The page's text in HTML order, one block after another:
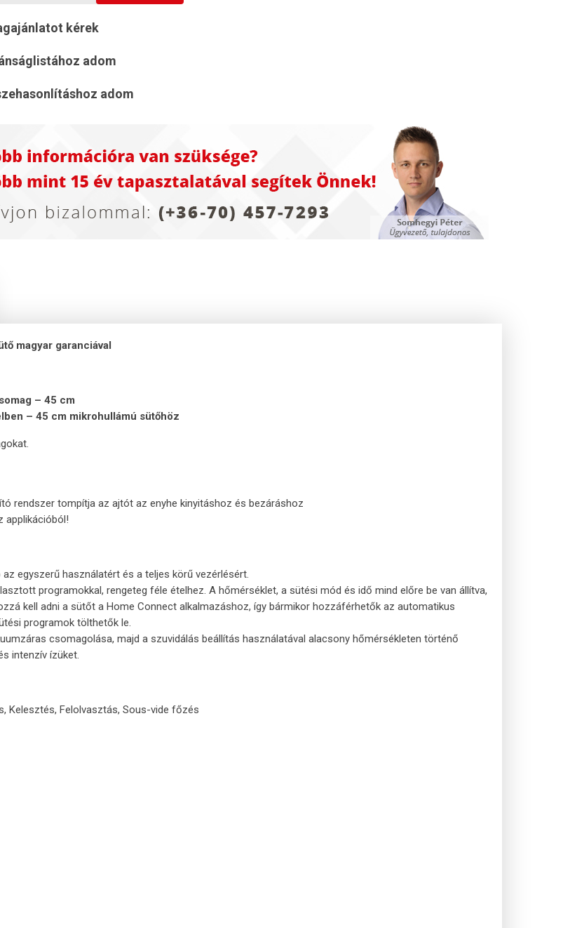
kérek
adom
adom
magyar garanciával
– 45 cm
– 45 cm mikrohullámú sütőhöz
rendszer tompítja az ajtót az enyhe kinyitáshoz és bezáráshoz
applikációból!
az egyszerű használatért és a teljes körű vezérlésért.
programokkal, rengeteg féle ételhez. A hőmérséklet, a sütési mód és idő mind előre be van állítva,
kell adni a sütőt a Home Connect alkalmazáshoz, így bármikor hozzáférhetők az automatikus
programok tölthetők le.
csomagolása, majd a szuvidálás beállítás használatával alacsony hőmérsékleten történő
intenzív ízüket.
Kelesztés, Felolvasztás, Sous-vide főzés